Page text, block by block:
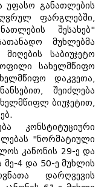
უფასო განათლების
ფარგლებში,
შესახებ"
მუხლებმა
საბიუჯეტო
სახელმწიფო
დაკვეთა,
შეიძლება
ბიუჯეტით,
კონსტიტუციური
"ნორმატიული
კანონის 29-ე და
მე-4 და 50-ე მუხლის
დარღვევის